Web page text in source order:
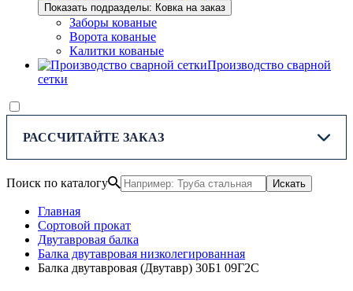
Показать подразделы: Ковка на заказ
Заборы кованые
Ворота кованые
Калитки кованые
Производство сварной
сетки
РАССЧИТАЙТЕ ЗАКАЗ
Поиск по каталогу Искать
Главная
Сортовой прокат
Двутавровая балка
Балка двутавровая низколегированная
Балка двутавровая (Двутавр) 30Б1 09Г2С